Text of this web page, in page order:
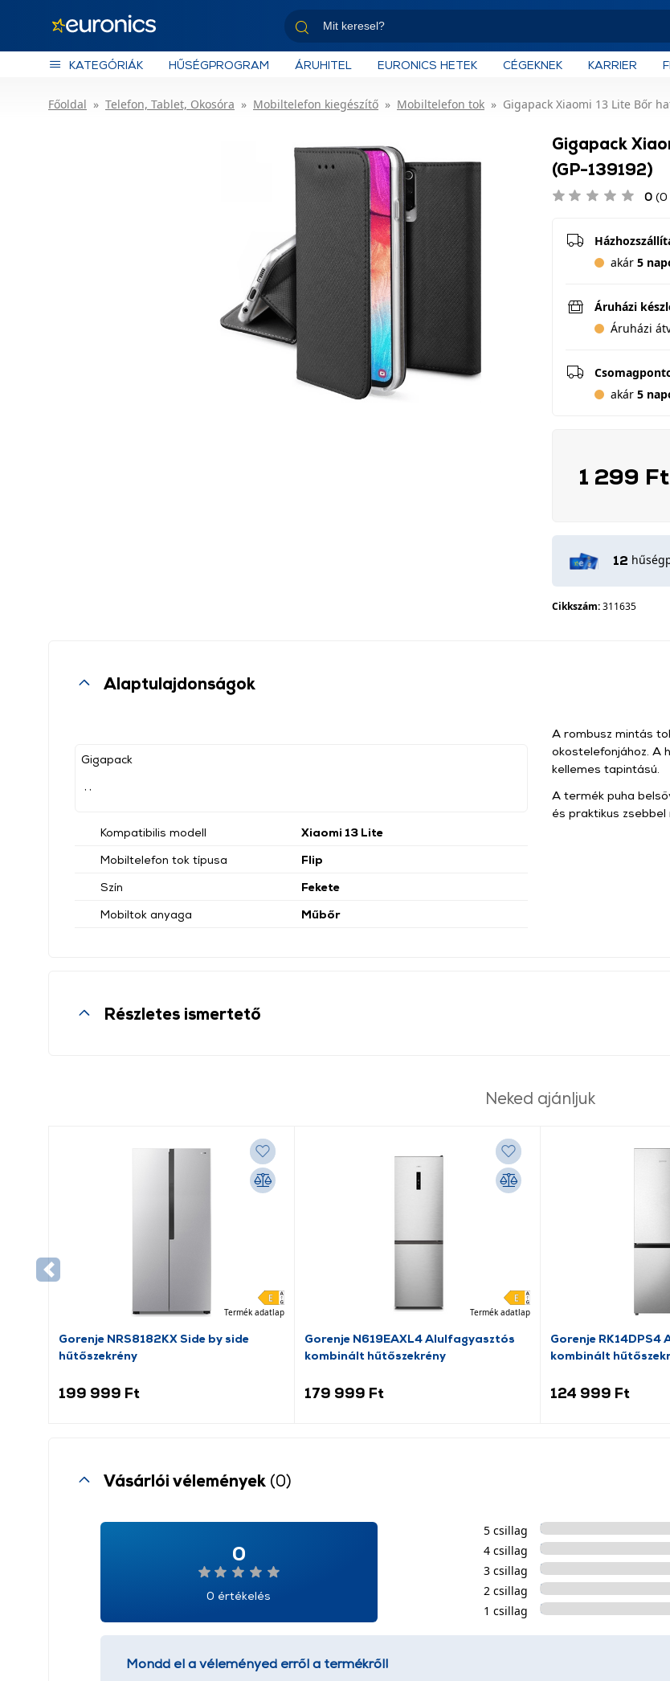
KATEGÓRIÁK HŰSÉGPROGRAM ÁRUHITEL EURONICS HETEK CÉGEKNEK KARRIER
Főoldal Telefon, Tablet, Okosóra Mobiltelefon kiegészítő Mobiltelefon tok Gigapack Xiaomi 13 Lite Bőr
Gigapack
(GP-139192)
0 (0
akár 5
Áruházi
Áruházi
akár 5
1 299 Ft
12
Cikkszám:311635
Alaptulajdonságok
Gigapack
Kompatibilis modell
Xiaomi 13 Lite
Mobiltelefon tok típusa
Flip
Szín
Fekete
Mobiltok anyaga
Műbőr
A rombusz mintás
okostelefonjához. A
kellemes tapintású.
A termék puha
és praktikus zsebbel
Részletes ismertető
Neked ajánljuk
Termék adatlap
Gorenje NRS8182KX Side by side
hűtőszekrény
199 999 Ft
Termék adatlap
Gorenje N619EAXL4 Alulfagyasztós
kombinált hűtőszekrény
179 999 Ft
Gorenje
kombinált
124 999 Ft
Vásárlói vélemények (0)
0
0 értékelés
5 csillag
4 csillag
3 csillag
2 csillag
1 csillag
Mondd el a véleményed erről a termékről!